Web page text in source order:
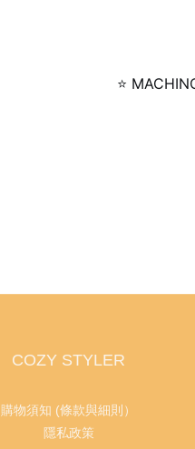
⭐
COZY STYLER
購物須知 (條款與細則）
隱私政策